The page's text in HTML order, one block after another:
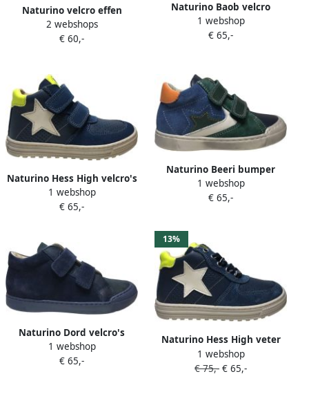
Naturino velcro effen
lederen sneakers Cocoon
navy
2 webshops
€ 60,-
Naturino Baob velcro
elastieken lederen hoge
sneakers Navy blauw
1 webshop
€ 65,-
Naturino Hess High velcro's
witte ster lederen hoge
sneakers blauw
1 webshop
€ 65,-
Naturino Beeri bumper
groene velco's lederen hoge
sneakers navy blauw -ster
1 webshop
€ 65,-
Naturino Dord velcro's
bumper lederen effen hoge
sneakers Navy
1 webshop
€ 65,-
13%
Naturino Hess High veter
rits witte ster lederen hoge
sneakers Indigo
1 webshop
€ 75,- € 65,-